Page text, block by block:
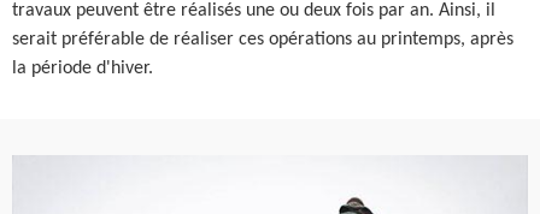
travaux peuvent être réalisés une ou deux fois par an. Ainsi, il
serait préférable de réaliser ces opérations au printemps, après
la période d'hiver.